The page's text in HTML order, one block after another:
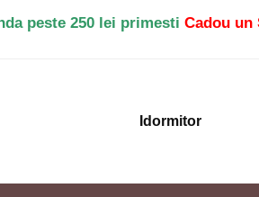
peste 250 lei primesti Cadou un
Idormitor